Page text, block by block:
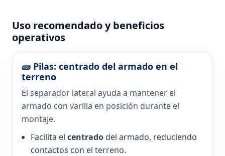
Uso recomendado y beneficios
operativos
🧱 Pilas: centrado del armado en el
terreno
El separador lateral ayuda a mantener el
armado con varilla en posición durante el
montaje.
Facilita el centrado del armado, reduciendo
contactos con el terreno.